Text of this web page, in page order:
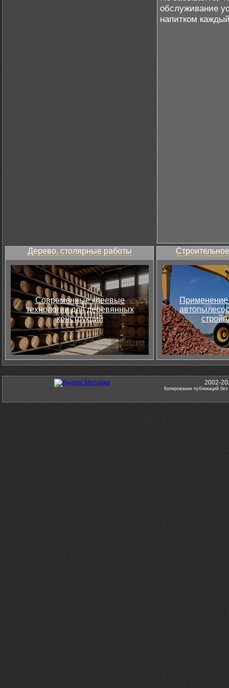
обслуживание
напитком
Дерево, столярные работы
Современные клеевые
технологии для деревянных
конструкций
Применение
2002-
Копирование публикаций